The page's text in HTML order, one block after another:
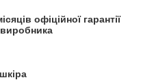
офіційної гарантії
виробника